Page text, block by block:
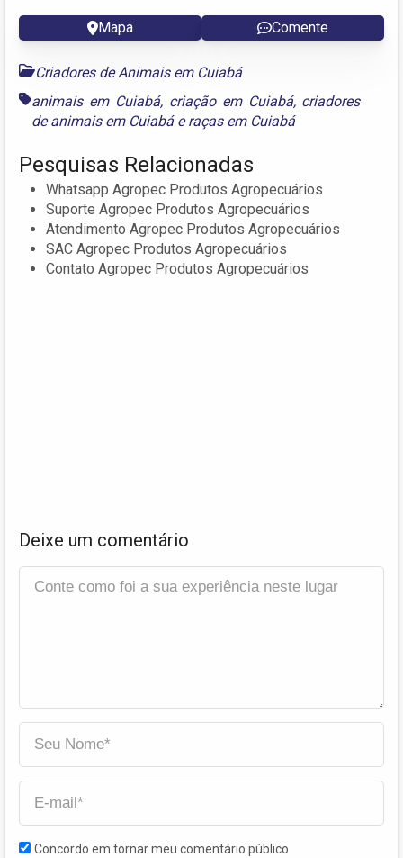
Mapa Comente
Criadores de Animais em Cuiabá
animais em Cuiabá, criação em Cuiabá, criadores
de animais em Cuiabáeraças em Cuiabá
Pesquisas Relacionadas
Whatsapp Agropec Produtos Agropecuários
Suporte Agropec Produtos Agropecuários
Atendimento Agropec Produtos Agropecuários
SAC Agropec Produtos Agropecuários
Contato Agropec Produtos Agropecuários
Deixe um comentário
Concordo em tornar meu comentário público